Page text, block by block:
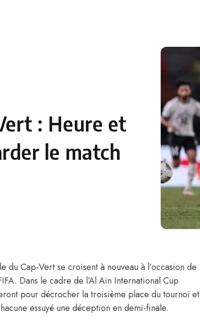
: Heure et
le match
du Cap-Vert se croisent à nouveau à l’occasion de
Dans le cadre de l’Al Ain International Cup
pour décrocher la troisième place du tournoi et
essuyé une déception en demi-finale.